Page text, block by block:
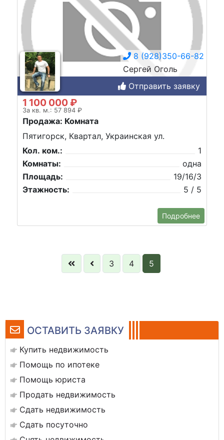
ОСТАВИТЬ ЗАЯВКУ
Купить недвижимость
Помощь по ипотеке
Помощь юриста
Продать недвижимость
Сдать недвижимость
Сдать посуточно
8 (928)350-66-82
Сергей Оголь
Отправить заявку
1 100 000 ₽
За кв. м.: 57 894 ₽
Продажа: Комната
Пятигорск, Квартал, Украинская ул.
Кол. ком.:
1
Комнаты:
одна
Площадь:
19/16/3
Этажность:
5 / 5
Подробнее
3 4 5